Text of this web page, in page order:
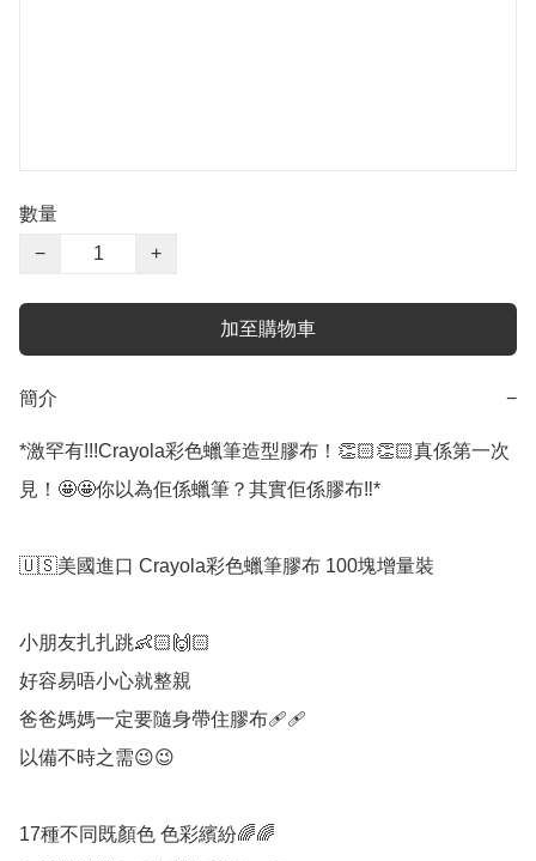
數量
−
+
加至購物車
簡介 −
*激罕有!!!Crayola彩色蠟筆造型膠布！👏🏻👏🏻真係第一次
見！🤩🤩你以為佢係蠟筆？其實佢係膠布‼️*
🇺🇸美國進口 Crayola彩色蠟筆膠布 100塊增量裝
小朋友扎扎跳👶🏻🙌🏻
好容易唔小心就整親
爸爸媽媽一定要隨身帶住膠布🩹🩹
以備不時之需😉😉
17種不同既顏色 色彩繽紛🌈🌈